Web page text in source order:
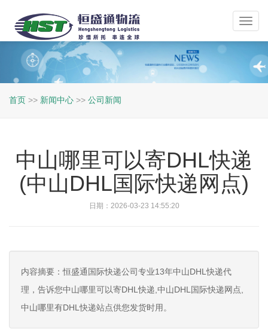
首页 >> 新闻中心 >> 公司新闻
中山哪里可以寄DHL快递
(中山DHL国际快递网点)
日期：2026-03-23 14:55:20
内容摘要：恒盛通国际快递公司专业13年中山DHL快递代
理，告诉您中山哪里可以寄DHL快递,中山DHL国际快递网点,
中山哪里有DHL快递站点供您发货时用。